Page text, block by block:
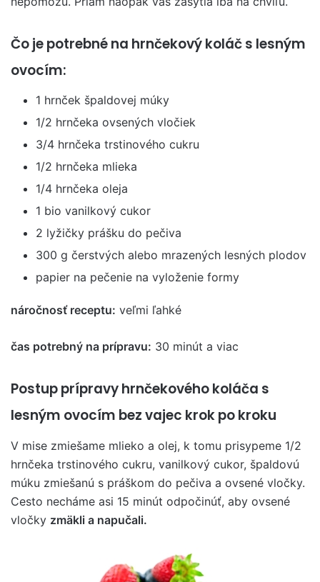
Čo je potrebné na hrnčekový koláč s lesným
ovocím:
1 hrnček špaldovej múky
1/2 hrnčeka ovsených vločiek
3/4 hrnčeka trstinového cukru
1/2 hrnčeka mlieka
1/4 hrnčeka oleja
1 bio vanilkový cukor
2 lyžičky prášku do pečiva
300 g čerstvých alebo mrazených lesných plodov
papier na pečenie na vyloženie formy
náročnosť receptu: veľmi ľahké
čas potrebný na prípravu: 30 minút a viac
Postup prípravy hrnčekového koláča s
lesným ovocím bez vajec krok po kroku
V mise zmiešame mlieko a olej, k tomu prisypeme 1/2
hrnčeka trstinového cukru, vanilkový cukor, špaldovú
múku zmiešanú s práškom do pečiva a ovsené vločky.
Cesto necháme asi 15 minút odpočinúť, aby ovsené
vločky zmäkli a napučali.